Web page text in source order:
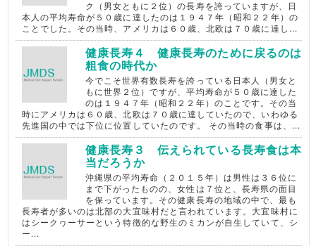
ク（男女ともに２位）の長寿を誇っていますが、日
本人の平均寿命が５０歳に達したのは１９４７年（昭和２２年）の
ことでした。その当時、アメリカは６０歳、北欧は７０歳に達し...
健康長寿４ 健康長寿のために戻るのは
粗食の時代か
今でこそ世界有数長寿を誇っている日本人（男女と
もに世界２位）ですが、平均寿命が５０歳に達した
のは１９４７年（昭和２２年）のことです。その当
時にアメリカは６０歳、北欧は７０歳に達していたので、いわゆる
先進国の中では下位に位置していたのです。 その当時の食事は、...
健康長寿３ 伝えられている長寿食は本
当だろうか
沖縄県の平均寿命（２０１５年）は男性は３６位に
まで下がったものの、女性は７位と、長寿県の面目
を保っています。その健康長寿の地域の中で、最も
長寿者が多いのは北部の大宜味村だと言われています。大宜味村に
はシークヮーサーという特徴的な野生のミカンが自生していて、シ
ー...